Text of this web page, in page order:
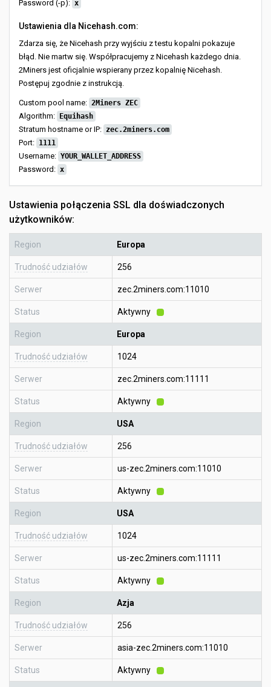
Password (-p): x
Ustawienia dla Nicehash.com:
Zdarza się, że Nicehash przy wyjściu z testu kopalni pokazuje
błąd. Nie martw się. Współpracujemy z Nicehash każdego dnia.
2Miners jest oficjalnie wspierany przez kopalnię Nicehash.
Postępuj zgodnie z instrukcją.
Custom pool name: 2Miners ZEC
Algorithm: Equihash
Stratum hostname or IP: zec.2miners.com
Port: 1111
Username: YOUR_WALLET_ADDRESS
Password: x
Ustawienia połączenia SSL dla doświadczonych
użytkowników:
Region Europa
Trudność udziałów 256
Serwer zec.2miners.com:11010
Status Aktywny
Region Europa
Trudność udziałów 1024
Serwer zec.2miners.com:11111
Status Aktywny
Region USA
Trudność udziałów 256
Serwer us-zec.2miners.com:11010
Status Aktywny
Region USA
Trudność udziałów 1024
Serwer us-zec.2miners.com:11111
Status Aktywny
Region Azja
Trudność udziałów 256
Serwer asia-zec.2miners.com:11010
Status Aktywny